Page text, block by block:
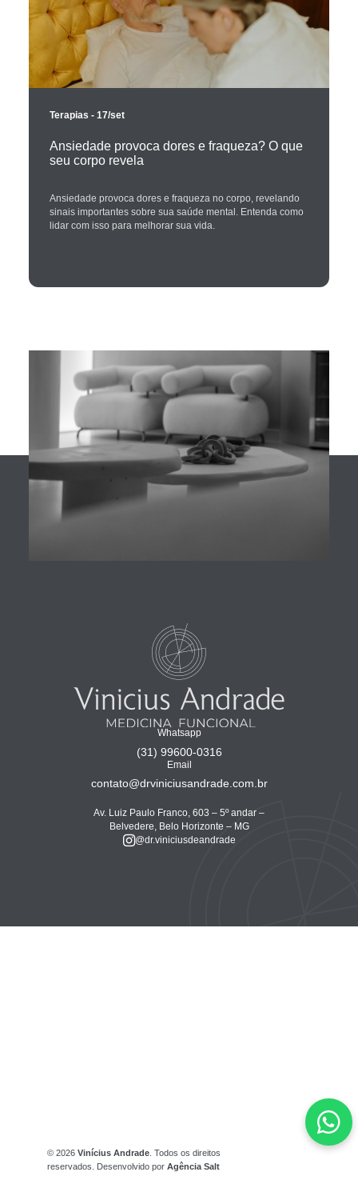
Terapias - 17/set
Ansiedade provoca dores e fraqueza? O que
seu corpo revela
Ansiedade provoca dores e fraqueza no corpo, revelando
sinais importantes sobre sua saúde mental. Entenda como
lidar com isso para melhorar sua vida.
Whatsapp
(31) 99600-0316
Email
contato@drviniciusandrade.com.br
Av. Luiz Paulo Franco, 603 – 5º andar –
Belvedere, Belo Horizonte – MG
@dr.viniciusdeandrade
© 2026 Vinícius Andrade. Todos os direitos
reservados. Desenvolvido porAgência Salt